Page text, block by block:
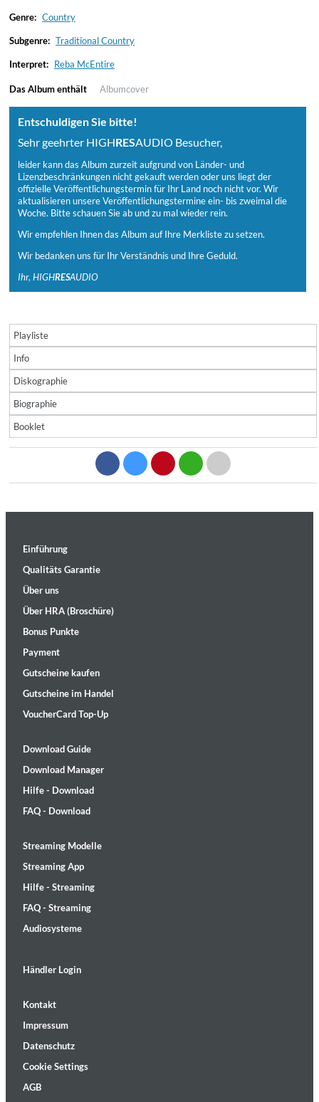
Genre: Country
Subgenre: Traditional Country
Interpret: Reba McEntire
Das Album enthält Albumcover
Entschuldigen Sie bitte!
Sehr geehrter HIGHRESAUDIO Besucher,
leider kann das Album zurzeit aufgrund von Länder- und
Lizenzbeschränkungen nicht gekauft werden oder uns liegt der
offizielle Veröffentlichungstermin für Ihr Land noch nicht vor. Wir
aktualisieren unsere Veröffentlichungstermine ein- bis zweimal die
Woche. Bitte schauen Sie ab und zu mal wieder rein.
Wir empfehlen Ihnen das Album auf Ihre Merkliste zu setzen.
Wir bedanken uns für Ihr Verständnis und Ihre Geduld.
Ihr, HIGHRESAUDIO
Playliste
Info
Diskographie
Biographie
Booklet
Einführung
Qualitäts Garantie
Über uns
Über HRA (Broschüre)
Bonus Punkte
Payment
Gutscheine kaufen
Gutscheine im Handel
VoucherCard Top-Up
Download Guide
Download Manager
Hilfe - Download
FAQ - Download
Streaming Modelle
Streaming App
Hilfe - Streaming
FAQ - Streaming
Audiosysteme
Händler Login
Kontakt
Impressum
Datenschutz
Cookie Settings
AGB